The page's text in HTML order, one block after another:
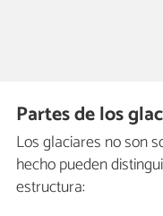
Partes de los
Los glaciares no son
hecho pueden
estructura: